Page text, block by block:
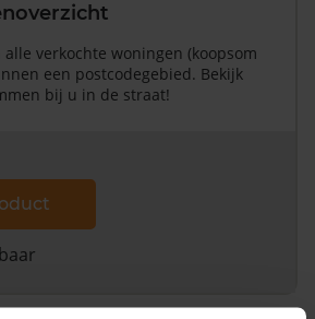
alle verkochte woningen (koopsom
een postcodegebied. Bekijk
bij u in de straat!